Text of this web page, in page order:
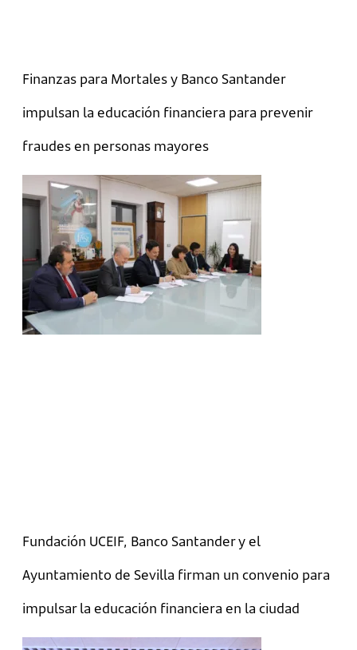
Finanzas para Mortales y Banco Santander
impulsan la educación financiera para prevenir
fraudes en personas mayores
Fundación UCEIF, Banco Santander y el
Ayuntamiento de Sevilla firman un convenio para
impulsar la educación financiera en la ciudad